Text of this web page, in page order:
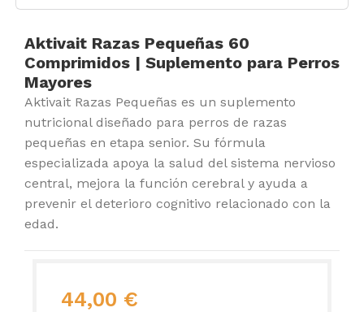
Aktivait Razas Pequeñas 60
Comprimidos | Suplemento para Perros
Mayores
Aktivait Razas Pequeñas es un suplemento
nutricional diseñado para perros de razas
pequeñas en etapa senior. Su fórmula
especializada apoya la salud del sistema nervioso
central, mejora la función cerebral y ayuda a
prevenir el deterioro cognitivo relacionado con la
edad.
44,00 €